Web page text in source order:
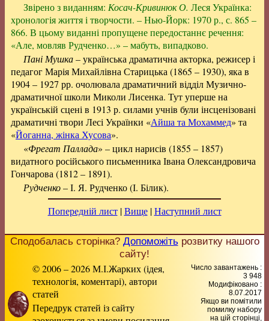
Звірено з виданням: Косач-Кривинюк О. Леся Українка:
хронологія життя і творчости. – Нью-Йорк: 1970 р., с. 865 –
866. В цьому виданні пропущене передостаннє речення:
«Але, мовляв Рудченко…» – мабуть, випадково.
Пані Мушка– українська драматична акторка, режисер і
педагог Марія Михайлівна Старицька (1865 – 1930), яка в
1904 – 1927 рр. очолювала драматичний відділ Музично-
драматичної школи Миколи Лисенка. Тут уперше на
українській сцені в 1913 р. силами учнів були інсценізовані
драматичні твори Лесі Українки «Айша та Мохаммед» та
«Йоганна, жінка Хусова».
«Фрегат Паллада» – цикл нарисів (1855 – 1857)
видатного російського письменника Івана Олександровича
Гончарова (1812 – 1891).
Рудченко– І. Я. Рудченко (І. Білик).
Попередній лист|Вище|Наступний лист
Сподобалась сторінка? Допоможітьрозвитку нашого
сайту!
© 2006 – 2026 М.І.Жарких (ідея,
технологія, коментарі), автори
статей
Передрук статей із сайту
Число завантажень :
3 948
Модифіковано :
8.07.2017
Якщо ви помітили
помилку набору
на цiй сторiнцi,